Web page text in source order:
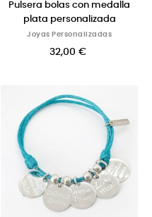
Pulsera bolas con medalla
plata personalizada
Joyas Personalizadas
32,00 €